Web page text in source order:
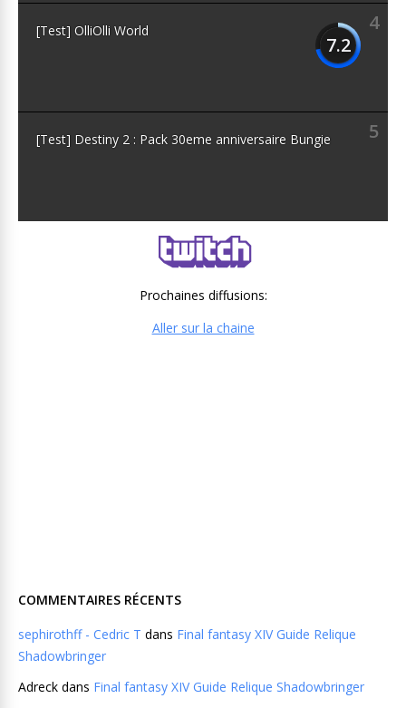
4
7.2
[Test] OlliOlli World
5
[Test] Destiny 2 : Pack 30eme anniversaire Bungie
Prochaines diffusions:
Aller sur la chaine
COMMENTAIRES RÉCENTS
sephirothff - Cedric T dans Final fantasy XIV Guide Relique
Shadowbringer
Adreck dans Final fantasy XIV Guide Relique Shadowbringer